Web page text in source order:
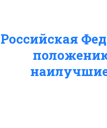
Российская